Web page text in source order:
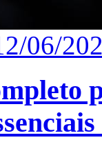
06/